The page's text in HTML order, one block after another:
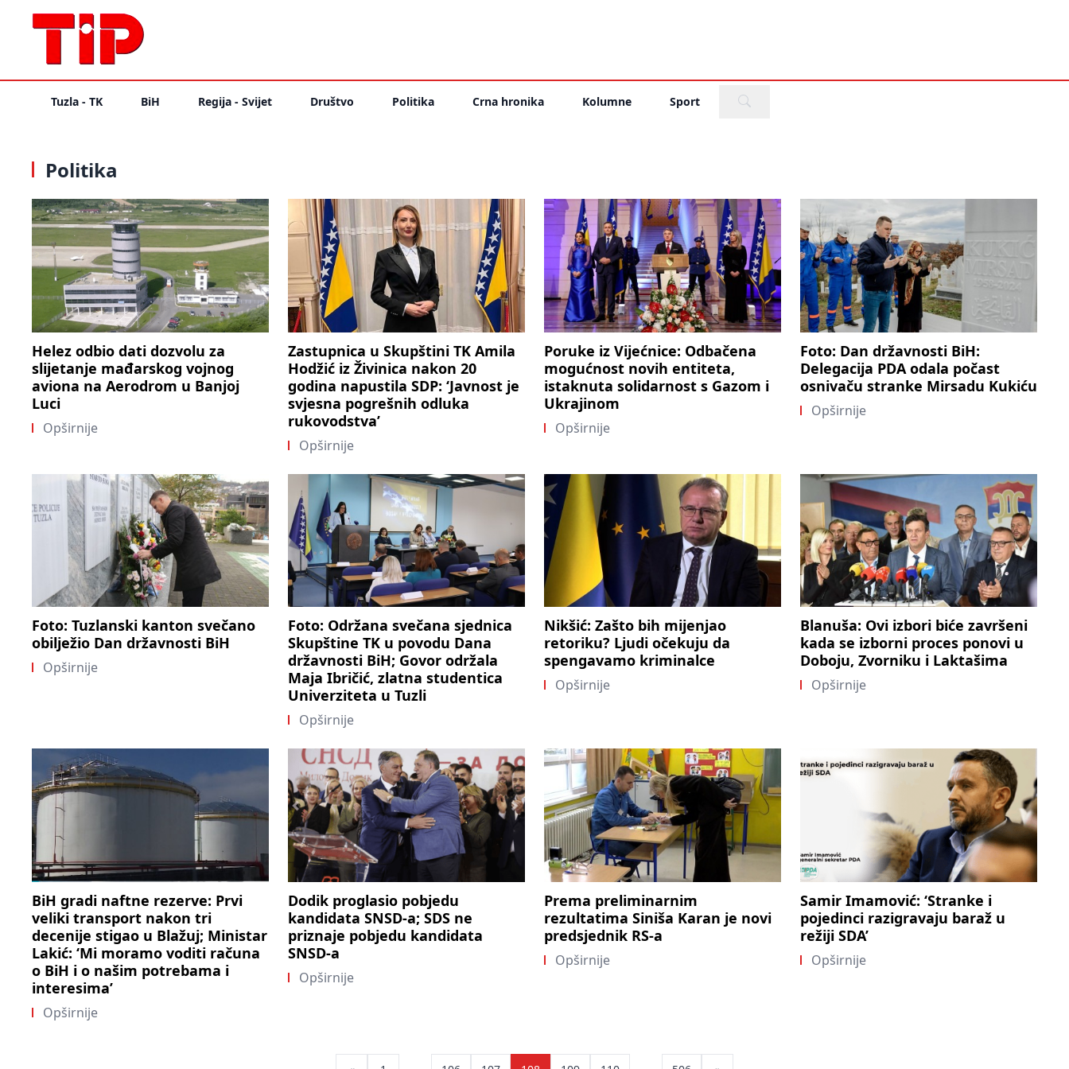
Tuzla - TK BiH Regija - Svijet Društvo Politika Crna hronika Kolumne Sport
Politika
Helez odbio dati dozvolu za
slijetanje mađarskog vojnog
aviona na Aerodrom u Banjoj
Luci
Opširnije
Zastupnica u Skupštini TK Amila
Hodžić iz Živinica nakon 20
godina napustila SDP: ‘Javnost je
svjesna pogrešnih odluka
rukovodstva’
Opširnije
Poruke iz Vijećnice: Odbačena
mogućnost novih entiteta,
istaknuta solidarnost s Gazom i
Ukrajinom
Opširnije
Foto: Dan državnosti BiH:
Delegacija PDA odala počast
osnivaču stranke Mirsadu Kukiću
Opširnije
Foto: Tuzlanski kanton svečano
obilježio Dan državnosti BiH
Opširnije
Foto: Održana svečana sjednica
Skupštine TK u povodu Dana
državnosti BiH; Govor održala
Maja Ibričić, zlatna studentica
Univerziteta u Tuzli
Opširnije
Nikšić: Zašto bih mijenjao
retoriku? Ljudi očekuju da
spengavamo kriminalce
Opširnije
Blanuša: Ovi izbori biće završeni
kada se izborni proces ponovi u
Doboju, Zvorniku i Laktašima
Opširnije
BiH gradi naftne rezerve: Prvi
veliki transport nakon tri
decenije stigao u Blažuj; Ministar
Lakić: ‘Mi moramo voditi računa
o BiH i o našim potrebama i
interesima’
Opširnije
Dodik proglasio pobjedu
kandidata SNSD-a; SDS ne
priznaje pobjedu kandidata
SNSD-a
Opširnije
Prema preliminarnim
rezultatima Siniša Karan je novi
predsjednik RS-a
Opširnije
Samir Imamović: ‘Stranke i
pojedinci razigravaju baraž u
režiji SDA’
Opširnije